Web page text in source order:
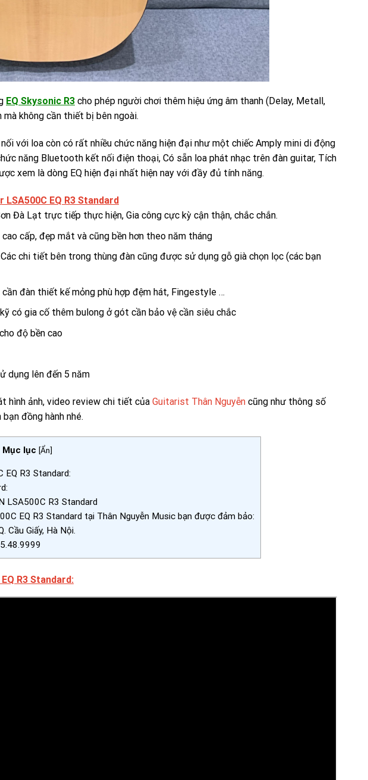
EQ Skysonic R3 cho phép người chơi thêm hiệu ứng âm thanh (Delay, Metall,
không cần thiết bị bên ngoài.
với loa còn có rất nhiều chức năng hiện đại như một chiếc Amply mini di động
năng Bluetooth kết nối điện thoại, Có sẵn loa phát nhạc trên đàn guitar, Tích
xem là dòng EQ hiện đại nhất hiện nay với đầy đủ tính năng.
EQ R3 Standard
Đà Lạt trực tiếp thực hiện, Gia công cực kỳ cận thận, chắc chắn.
cấp, đẹp mắt và cũng bền hơn theo năm tháng
chi tiết bên trong thùng đàn cũng được sử dụng gỗ già chọn lọc (các bạn
đàn thiết kế mỏng phù hợp đệm hát, Fingestyle …
có gia cố thêm bulong ở gót cần bảo vệ cần siêu chắc
độ bền cao
dụng lên đến 5 năm
hình ảnh, video review chi tiết của Guitarist Thân Nguyễn cũng như thông số
đồng hành nhé.
Mục lục [Ẩn]
EQ R3 Standard:
LSA500C R3 Standard
EQ R3 Standard tại Thân Nguyễn Music bạn được đảm bảo:
Cầu Giấy, Hà Nội.
R3 Standard: